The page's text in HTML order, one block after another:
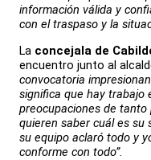
información válida y
con el traspaso y la
La concejala de
encuentro junto al
convocatoria
significa que hay trabajo
preocupaciones de
quieren saber cuál es su
su equipo aclaró todo y
conforme con todo”.